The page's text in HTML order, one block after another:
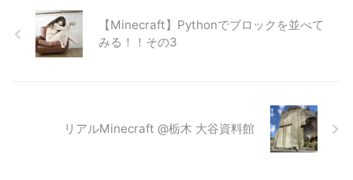
【Minecraft】Pythonでブロックを並べて
みる！！その3
リアルMinecraft @栃木 大谷資料館